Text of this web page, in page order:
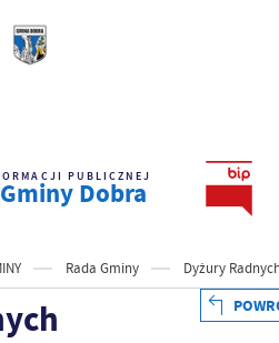
PUBLICZNEJ
Dobra
Rada Gminy Dyżury